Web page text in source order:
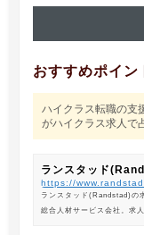
おすすめポイン
ハイクラス転職の支
がハイクラス求人で
ランスタッド
https://
ランスタッド(Randstad)の
総合人材サービス会社。求